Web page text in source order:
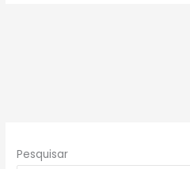
Pesquisar